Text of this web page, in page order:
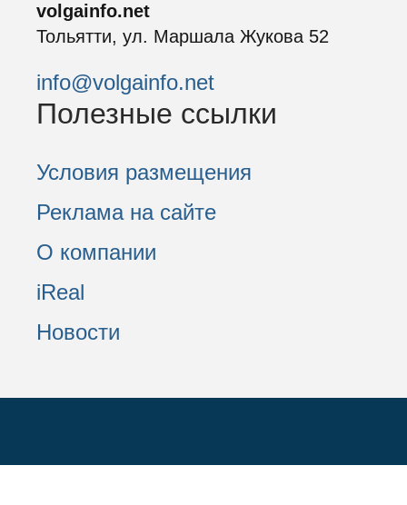
volgainfo.net
Тольятти, ул. Маршала Жукова 52
info@volgainfo.net
Полезные ссылки
Условия размещения
Реклама на сайте
О компании
iReal
Новости